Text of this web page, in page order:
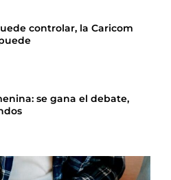
controlar, la Caricom
se gana el debate,